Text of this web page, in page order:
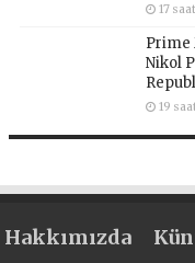
17
Prime
Nikol
19
Hakkımızda